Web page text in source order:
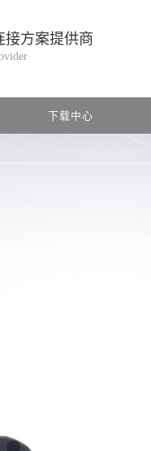
接方案提供商
下载中心